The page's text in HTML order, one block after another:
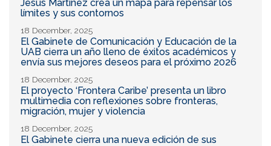
Jesús Martínez crea un mapa para repensar los
límites y sus contornos
18 December, 2025
El Gabinete de Comunicación y Educación de la
UAB cierra un año lleno de éxitos académicos y
envía sus mejores deseos para el próximo 2026
18 December, 2025
El proyecto ‘Frontera Caribe’ presenta un libro
multimedia con reflexiones sobre fronteras,
migración, mujer y violencia
18 December, 2025
El Gabinete cierra una nueva edición de sus